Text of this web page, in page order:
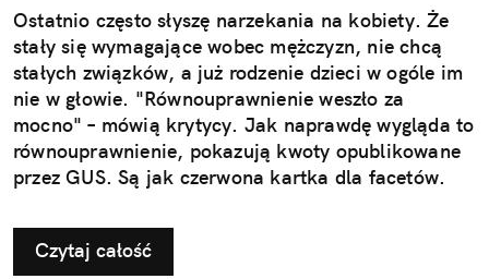
Ostatnio często słyszę narzekania na kobiety. Że
stały się wymagające wobec mężczyzn, nie chcą
stałych związków, a już rodzenie dzieci w ogóle im
nie w głowie. "Równouprawnienie weszło za
mocno" – mówią krytycy. Jak naprawdę wygląda to
równouprawnienie, pokazują kwoty opublikowane
przez GUS. Są jak czerwona kartka dla facetów.
Czytaj całość